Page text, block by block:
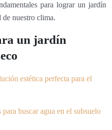
para lograr un jardín
de nuestro clima.
un jardín
estética perfecta para el
buscar agua en el subsuelo